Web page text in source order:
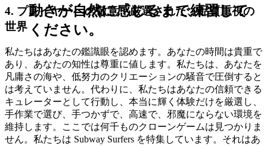
動きが自然に感じるまで練習して
ください。
4. プレイヤーへの敬意：厳選された、品質重視の
世界
私たちはあなたの鑑識眼を認めます。あなたの時間は貴重で
あり、あなたの知性は尊重に値します。私たちは、あなたを
凡庸さの海や、低努力のクリエーションの騒音で圧倒すると
は考えていません。代わりに、私たちはあなたの信頼できる
キュレーターとして行動し、本当に輝く体験だけを厳選し、
手作業で選び、手つかずで、高速で、邪魔にならない環境を
維持します。ここでは何千ものクローンゲームは見つかりま
せん。私たちは Subway Surfers を特集しています。それはあ